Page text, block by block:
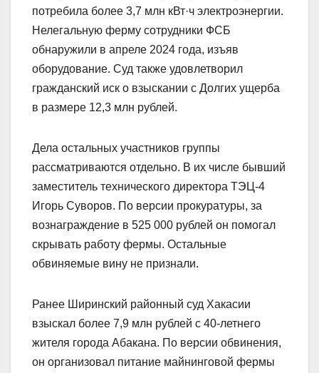
потребила более 3,7 млн кВт·ч электроэнергии.
Нелегальную ферму сотрудники ФСБ
обнаружили в апреле 2024 года, изъяв
оборудование. Суд также удовлетворил
гражданский иск о взыскании с Долгих ущерба
в размере 12,3 млн рублей.
Дела остальных участников группы
рассматриваются отдельно. В их числе бывший
заместитель технического директора ТЭЦ-4
Игорь Суворов. По версии прокуратуры, за
вознаграждение в 525 000 рублей он помогал
скрывать работу фермы. Остальные
обвиняемые вину не признали.
Ранее Ширинский районный суд Хакасии
взыскал более 7,9 млн рублей с 40-летнего
жителя города Абакана. По версии обвинения,
он организовал питание майнинговой фермы